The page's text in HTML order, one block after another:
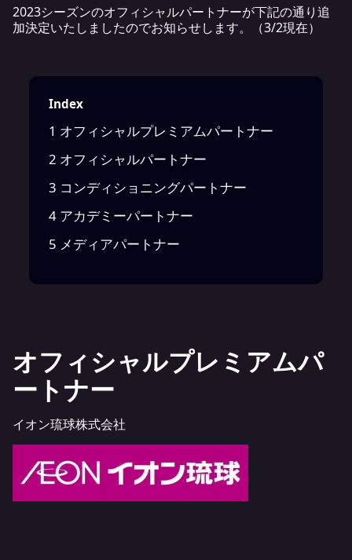
2023シーズンのオフィシャルパートナーが下記の通り追
加決定いたしましたのでお知らせします。（3/2現在）
Index
1 オフィシャルプレミアムパートナー
2 オフィシャルパートナー
3 コンディショニングパートナー
4 アカデミーパートナー
5 メディアパートナー
オフィシャルプレミアムパ
ートナー
イオン琉球株式会社